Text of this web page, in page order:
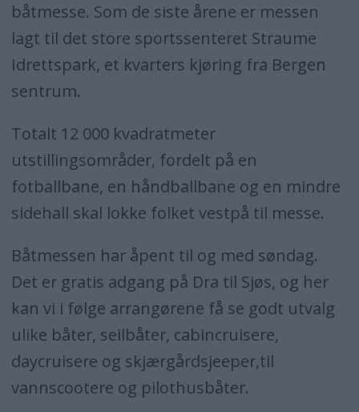
båtmesse. Som de siste årene er messen
lagt til det store sportssenteret Straume
Idrettspark, et kvarters kjøring fra Bergen
sentrum.
Totalt 12 000 kvadratmeter
utstillingsområder, fordelt på en
fotballbane, en håndballbane og en mindre
sidehall skal lokke folket vestpå til messe.
Båtmessen har åpent til og med søndag.
Det er gratis adgang på Dra til Sjøs, og her
kan vi i følge arrangørene få se godt utvalg
ulike båter, seilbåter, cabincruisere,
daycruisere og skjærgårdsjeeper,til
vannscootere og pilothusbåter.